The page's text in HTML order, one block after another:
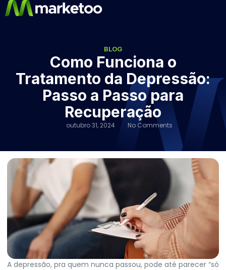
BLOG
Como Funciona o
Tratamento da Depressão:
Passo a Passo para
Recuperação
outubro 31, 2024 No Comments
A depressão, pra quem nunca passou, pode até parecer “só